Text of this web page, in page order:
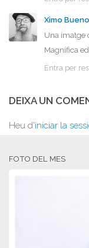
Ximo Bueno
Una imatge
Magnífica
Entra per
DEIXA UN
Heu d'iniciar la
FOTO DEL MES